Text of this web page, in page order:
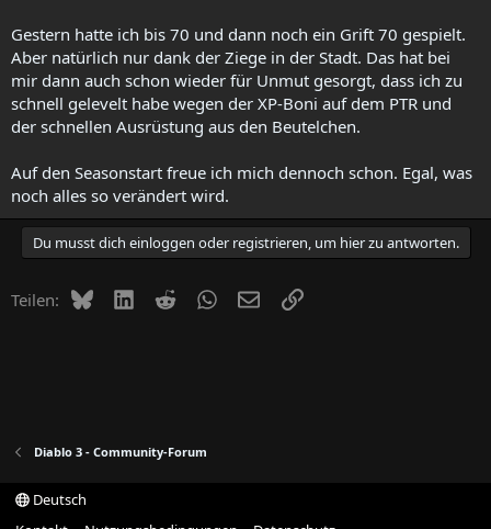
Gestern hatte ich bis 70 und dann noch ein Grift 70 gespielt.
Aber natürlich nur dank der Ziege in der Stadt. Das hat bei
mir dann auch schon wieder für Unmut gesorgt, dass ich zu
schnell gelevelt habe wegen der XP-Boni auf dem PTR und
der schnellen Ausrüstung aus den Beutelchen.
Auf den Seasonstart freue ich mich dennoch schon. Egal, was
noch alles so verändert wird.
Du musst dich einloggen oder registrieren, um hier zu antworten.
Teilen: BlueskyLinkedIn
RedditWhatsApp
E-MailLink
Diablo 3 - Community-Forum
Deutsch